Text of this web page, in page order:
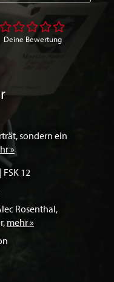
sondern ein
»
FSK 12
Rosenthal,
, mehr »
Deine Bewertung